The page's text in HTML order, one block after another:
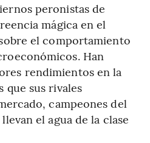
peronistas de
mágica en el
el comportamiento
Han
rendimientos en la
que sus rivales
campeones del
el agua de la clase